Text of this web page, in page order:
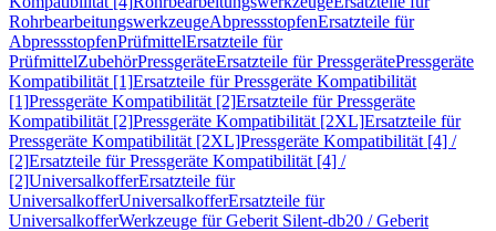
RohrbearbeitungswerkzeugeAbpressstopfenErsatzteile für
AbpressstopfenPrüfmittelErsatzteile für
PrüfmittelZubehörPressgeräteErsatzteile für PressgerätePressgeräte
Kompatibilität [1]Ersatzteile für Pressgeräte Kompatibilität
[1]Pressgeräte Kompatibilität [2]Ersatzteile für Pressgeräte
Kompatibilität [2]Pressgeräte Kompatibilität [2XL]Ersatzteile für
Pressgeräte Kompatibilität [2XL]Pressgeräte Kompatibilität [4] /
[2]Ersatzteile für Pressgeräte Kompatibilität [4] /
[2]UniversalkofferErsatzteile für
UniversalkofferUniversalkofferErsatzteile für
UniversalkofferWerkzeuge für Geberit Silent-db20 / Geberit